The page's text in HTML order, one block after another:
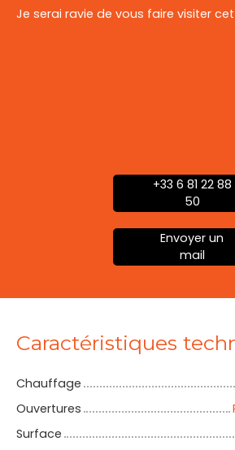
Je serai ravie de vous faire visiter
+33 6 81 22 88
50
Envoyer un
mail
Caractéristiques
Chauffage
Ouvertures
Surface